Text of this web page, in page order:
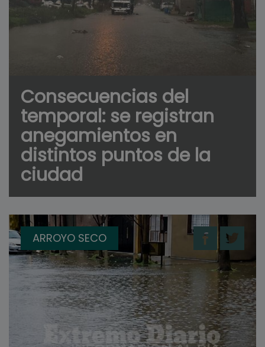
Consecuencias del
temporal: se registran
anegamientos en
distintos puntos de la
ciudad
ARROYO SECO